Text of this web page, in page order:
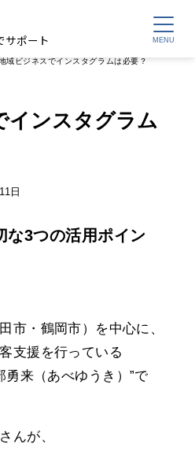
サポート
域ビジネスでインスタグラムは必要？
インスタグラム
日
な3つの活用ポイン
市・鶴岡市）を中心に、
支援を行っている
勇来（あべゆうき）”で
んが、